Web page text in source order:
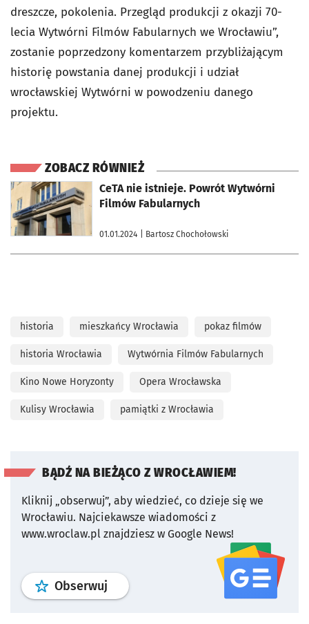
dreszcze, pokolenia. Przegląd produkcji z okazji 70-
lecia Wytwórni Filmów Fabularnych we Wrocławiu”,
zostanie poprzedzony komentarzem przybliżającym
historię powstania danej produkcji i udział
wrocławskiej Wytwórni w powodzeniu danego
projektu.
ZOBACZ RÓWNIEŻ
CeTA nie istnieje. Powrót Wytwórni
Filmów Fabularnych
01.01.2024 | Bartosz Chochołowski
otworzy się w nowej karcie
historia mieszkańcy Wrocławia pokaz filmów
historia Wrocławia Wytwórnia Filmów Fabularnych
Kino Nowe Horyzonty Opera Wrocławska
Kulisy Wrocławia pamiątki z Wrocławia
BĄDŹ NA BIEŻĄCO Z WROCŁAWIEM!
Kliknij „obserwuj”, aby wiedzieć, co dzieje się we
Wrocławiu. Najciekawsze wiadomości z
www.wroclaw.pl znajdziesz w Google News!
Obserwuj profil serwisu